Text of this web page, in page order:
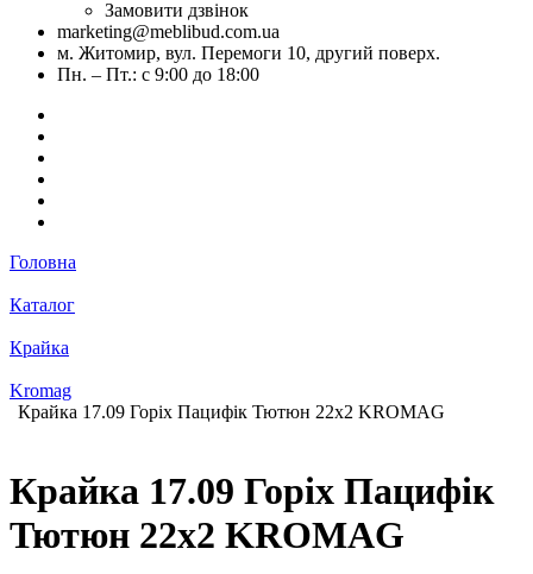
Замовити дзвінок
marketing@meblibud.com.ua
м. Житомир, вул. Перемоги 10, другий поверх.
Пн. – Пт.: с 9:00 до 18:00
Головна
Каталог
Крайка
Kromag
Крайка 17.09 Горіх Пацифік Тютюн 22х2 KROMAG
Крайка 17.09 Горіх Пацифік
Тютюн 22х2 KROMAG